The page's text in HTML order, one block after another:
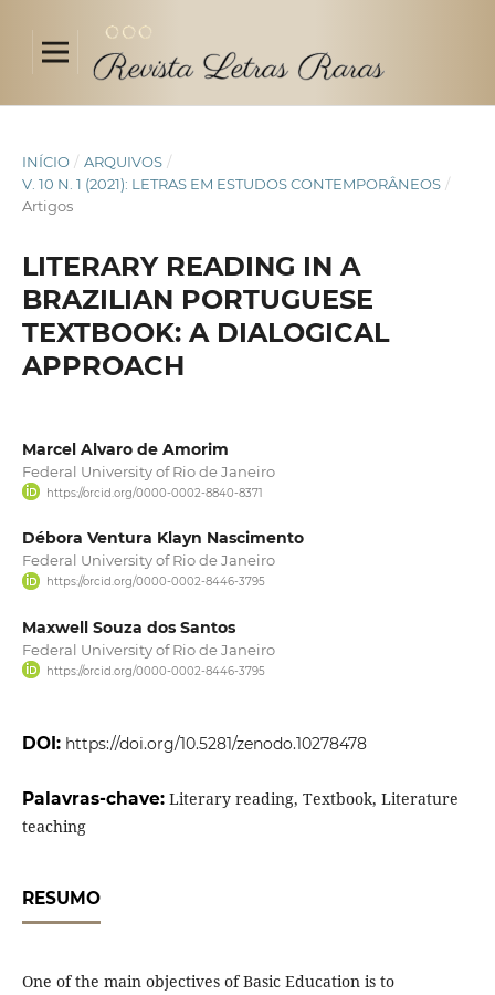
INÍCIO / ARQUIVOS /
V. 10 N. 1 (2021): LETRAS EM ESTUDOS CONTEMPORÂNEOS /
Artigos
LITERARY READING IN A
BRAZILIAN PORTUGUESE
TEXTBOOK: A DIALOGICAL
APPROACH
Marcel Alvaro de Amorim
Federal University of Rio de Janeiro
https://orcid.org/0000-0002-8840-8371
Débora Ventura Klayn Nascimento
Federal University of Rio de Janeiro
https://orcid.org/0000-0002-8446-3795
Maxwell Souza dos Santos
Federal University of Rio de Janeiro
https://orcid.org/0000-0002-8446-3795
DOI: https://doi.org/10.5281/zenodo.10278478
Palavras-chave: Literary reading, Textbook, Literature
teaching
RESUMO
One of the main objectives of Basic Education is to